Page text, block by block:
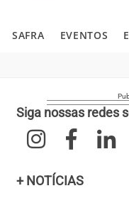
SAFRA EVENTOS
Siga nossas redes
+ NOTÍCIAS